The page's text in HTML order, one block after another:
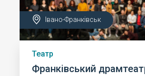
Івано-Франківськ
Театр
Франківський